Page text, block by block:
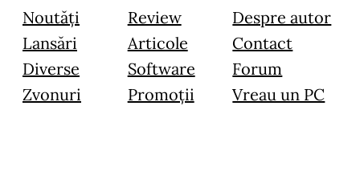
Noutăți
Lansări
Diverse
Zvonuri
Review
Articole
Software
Promoții
Despre autor
Contact
Forum
Vreau un PC